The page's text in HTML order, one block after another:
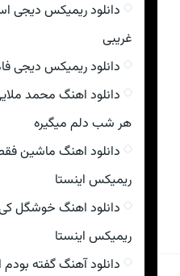
دانلود ریمیکس دیجی
غریبی
دانلود ریمیکس دیجی
دانلود اهنگ محمد
هر شب دلم میگیره
دانلود اهنگ ماشین
ریمیکس اینستا
دانلود اهنگ خوشگل
ریمیکس اینستا
دانلود آهنگ گفته بودم